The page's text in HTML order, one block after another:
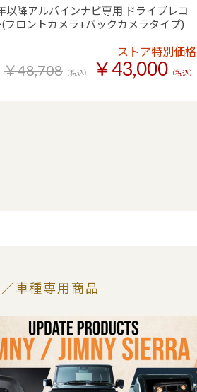
以降アルパインナビ専用 ドライブレコ
フロントカメラ+バックカメラタイプ)
ストア特別価格
￥48,708（税込） ￥43,000 （税込）
／車種専用商品